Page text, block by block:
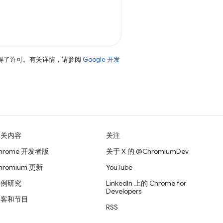
了许可。有关详情，请参阅 Google 开发
内容
开发者版
更新
研究
和节目
关注
关于 X 的 @ChromiumDev
YouTube
LinkedIn 上的 Chrome for
Developers
RSS